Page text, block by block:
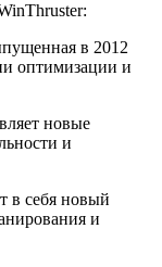
в 2012
оптимизации и
новые
и
в себя новый
и